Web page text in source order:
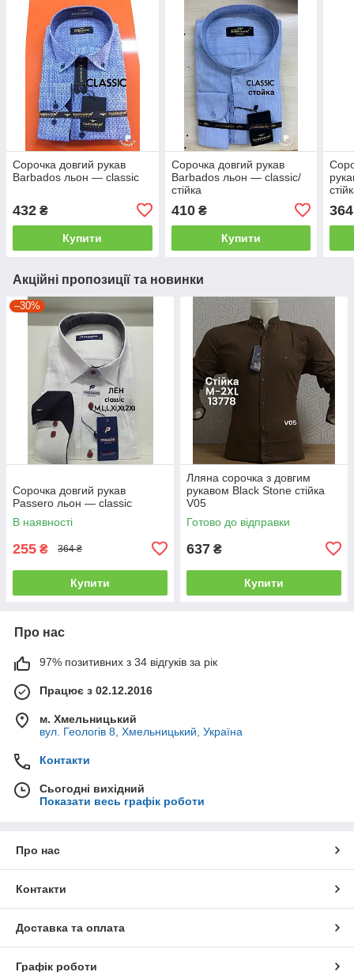
Сорочка довгий рукав
Barbados льон — classic
432 ₴
Купити
Сорочка довгий рукав
Barbados льон — classic/
стійка
410₴
Купити
364
Акційні пропозиції та новинки
–30%
Сорочка довгий рукав
Passero льон — classic
В наявності
255 ₴ 364 ₴
Купити
Лляна сорочка з довгим
рукавом Black Stone стійка
V05
Готово до відправки
637 ₴
Купити
Про нас
97% позитивних з 34 відгуків за рік
Працює з 02.12.2016
м. Хмельницький
вул. Геологів 8, Хмельницький, Україна
Контакти
Сьогодні вихідний
Показати весь графік роботи
Про нас
Контакти
Доставка та оплата
Графік роботи